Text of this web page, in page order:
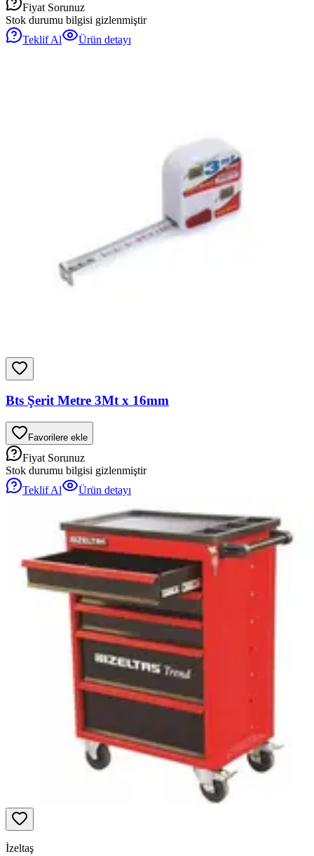
Fiyat Sorunuz
Stok durumu bilgisi gizlenmiştir
Teklif Al
Ürün detayı
Bts Şerit Metre 3Mt x 16mm
Favorilere ekle
Fiyat Sorunuz
Stok durumu bilgisi gizlenmiştir
Teklif Al
Ürün detayı
İzeltaş